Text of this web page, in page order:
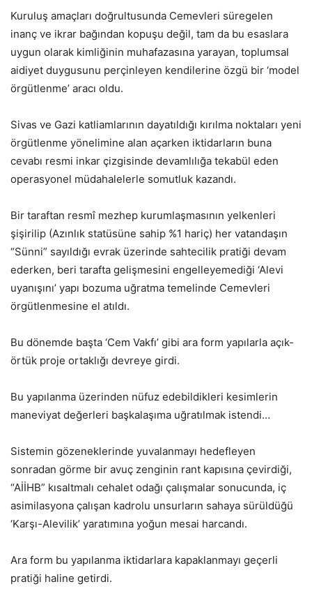
Kuruluş amaçları doğrultusunda Cemevleri süregelen
inanç ve ikrar bağından kopuşu değil, tam da bu esaslara
uygun olarak kimliğinin muhafazasına yarayan, toplumsal
aidiyet duygusunu perçinleyen kendilerine özgü bir ‘model
örgütlenme’ aracı oldu.
Sivas ve Gazi katliamlarının dayatıldığı kırılma noktaları yeni
örgütlenme yönelimine alan açarken iktidarların buna
cevabı resmi inkar çizgisinde devamlılığa tekabül eden
operasyonel müdahalelerle somutluk kazandı.
Bir taraftan resmî mezhep kurumlaşmasının yelkenleri
şişirilip (Azınlık statüsüne sahip %1 hariç) her vatandaşın
“Sünni” sayıldığı evrak üzerinde sahtecilik pratiği devam
ederken, beri tarafta gelişmesini engelleyemediği ‘Alevi
uyanışını’ yapı bozuma uğratma temelinde Cemevleri
örgütlenmesine el atıldı.
Bu dönemde başta ‘Cem Vakfı’ gibi ara form yapılarla açık-
örtük proje ortaklığı devreye girdi.
Bu yapılanma üzerinden nüfuz edebildikleri kesimlerin
maneviyat değerleri başkalaşıma uğratılmak istendi…
Sistemin gözeneklerinde yuvalanmayı hedefleyen
sonradan görme bir avuç zenginin rant kapısına çevirdiği,
“AİİHB” kısaltmalı cehalet odağı çalışmalar sonucunda, iç
asimilasyona çalışan kadrolu unsurların sahaya sürüldüğü
‘Karşı-Alevilik’ yaratımına yoğun mesai harcandı.
Ara form bu yapılanma iktidarlara kapaklanmayı geçerli
pratiği haline getirdi.